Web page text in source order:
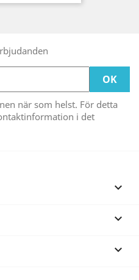
när som helst. För detta
i det


